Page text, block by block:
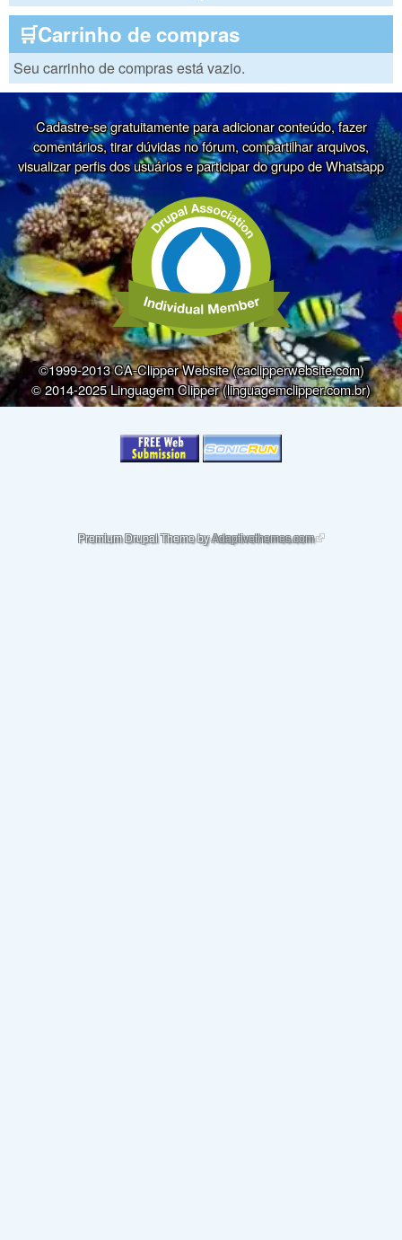
🛒Carrinho de compras
Seu carrinho de compras está vazio.
Cadastre-se gratuitamente para adicionar conteúdo, fazer
comentários, tirar dúvidas no fórum, compartilhar arquivos,
visualizar perfis dos usuários e participar do grupo de Whatsapp
©1999-2013 CA-Clipper Website (caclipperwebsite.com)
© 2014-2025 Linguagem Clipper (linguagemclipper.com.br)
Premium Drupal Theme byAdaptivethemes.com(link is external)